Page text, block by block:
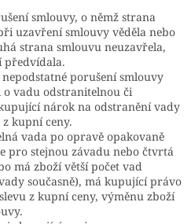
smlouvy, o němž strana
uzavření smlouvy věděla nebo
strana smlouvu neuzavřela,
předvídala.
porušení smlouvy
o vadu odstranitelnou či
nárok na odstranění vady
kupní ceny.
vada po opravě opakovaně
pro stejnou závadu nebo čtvrtá
má zboží větší počet vad
současně), má kupující právo
z kupní ceny, výměnu zboží